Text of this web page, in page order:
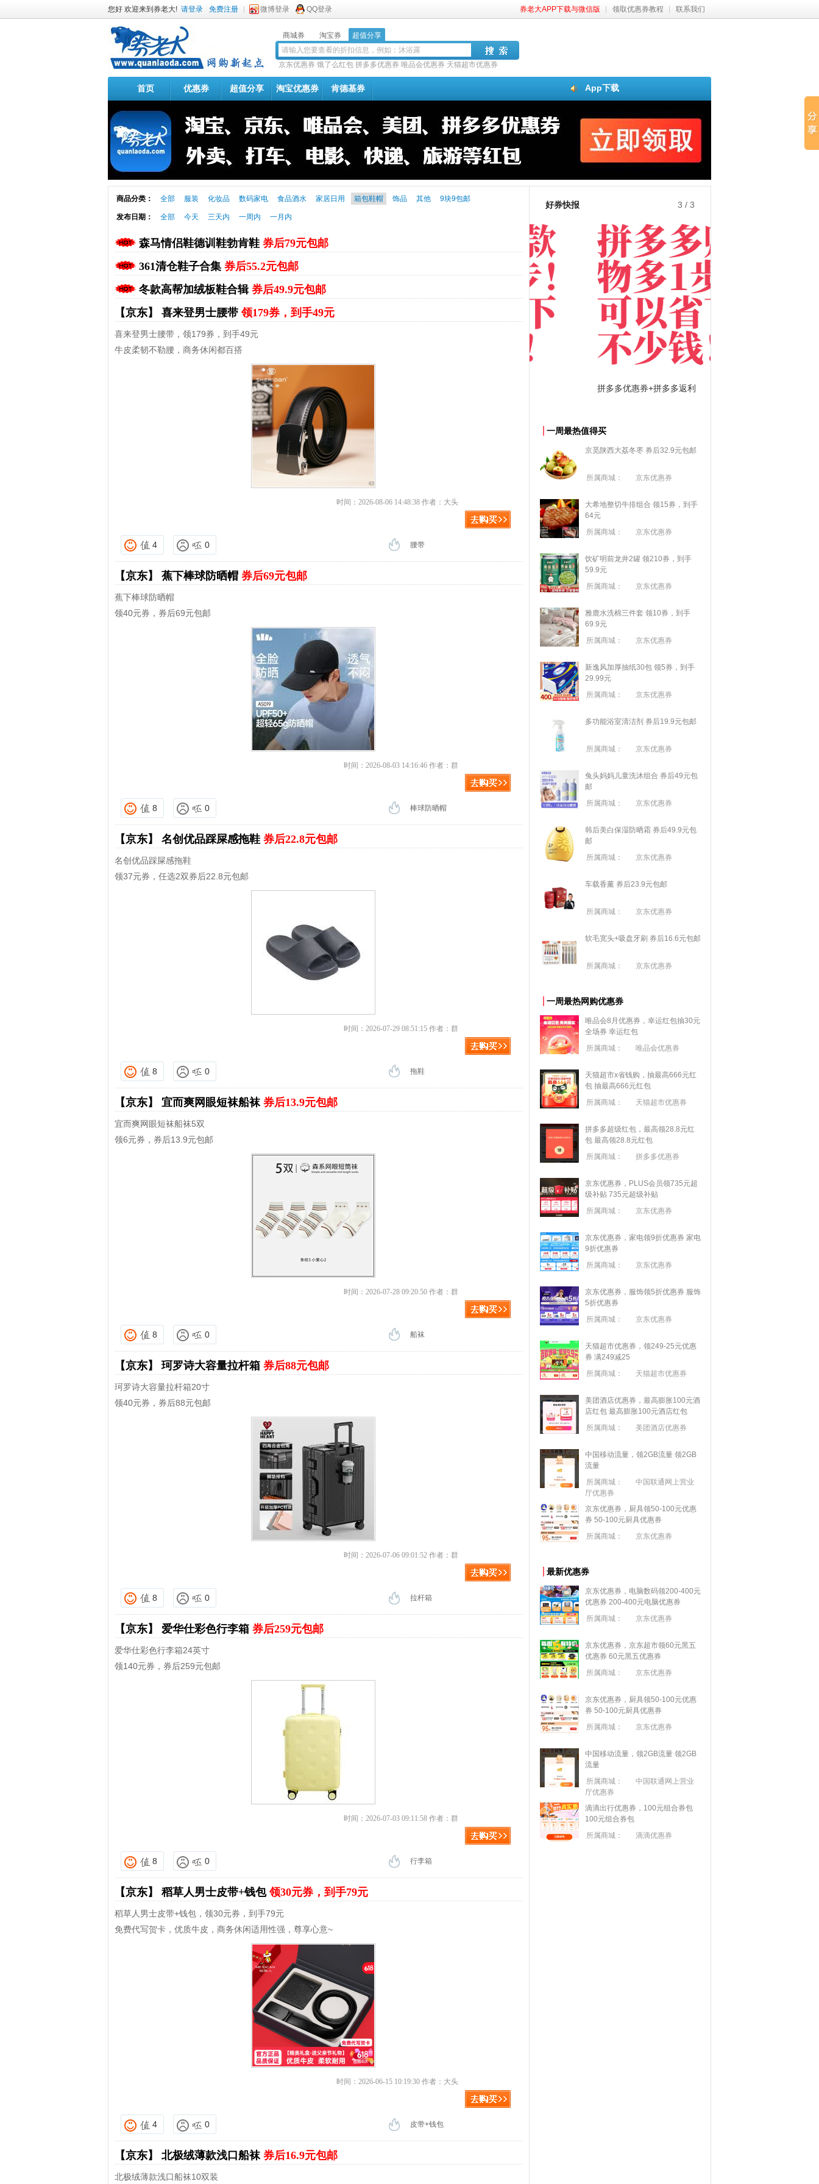
您好 欢迎来到券老大! 请登录 免费注册 微博登录 QQ登录 券老大APP下载与微信版 领取优惠券教程 联系我们
商城券 淘宝券 超值分享
京东优惠券 饿了么红包 拼多多优惠券 唯品会优惠券 天猫超市优惠券
App下载
首页 优惠券 超值分享 淘宝优惠券 肯德基券
商品分类： 全部 服装 化妆品 数码家电 食品酒水 家居日用 箱包鞋帽 饰品 其他 9块9包邮
发布日期： 全部 今天 三天内 一周内 一月内
森马情侣鞋德训鞋勃肯鞋 券后79元包邮
361清仓鞋子合集 券后55.2元包邮
冬款高帮加绒板鞋合辑 券后49.9元包邮
【京东】 喜来登男士腰带领179券，到手49元
喜来登男士腰带，领179券，到手49元
牛皮柔韧不勒腰，商务休闲都百搭
时间：2026-08-06 14:48:38 作者：大头
4 0 腰带
【京东】 蕉下棒球防晒帽 券后69元包邮
蕉下棒球防晒帽
领40元券，券后69元包邮
时间：2026-08-03 14:16:46 作者：群
8 0 棒球防晒帽
【京东】 名创优品踩屎感拖鞋 券后22.8元包邮
名创优品踩屎感拖鞋
领37元券，任选2双券后22.8元包邮
时间：2026-07-29 08:51:15 作者：群
8 0 拖鞋
【京东】 宜而爽网眼短袜船袜 券后13.9元包邮
宜而爽网眼短袜船袜5双
领6元券，券后13.9元包邮
时间：2026-07-28 09:20:50 作者：群
8 0 船袜
【京东】 珂罗诗大容量拉杆箱 券后88元包邮
珂罗诗大容量拉杆箱20寸
领40元券，券后88元包邮
时间：2026-07-06 09:01:52 作者：群
8 0 拉杆箱
【京东】 爱华仕彩色行李箱 券后259元包邮
爱华仕彩色行李箱24英寸
领140元券，券后259元包邮
时间：2026-07-03 09:11:58 作者：群
8 0 行李箱
【京东】 稻草人男士皮带+钱包领30元券，到手79元
稻草人男士皮带+钱包，领30元券，到手79元
免费代写贺卡，优质牛皮，商务休闲适用性强，尊享心意~
时间：2026-06-15 10:19:30 作者：大头
4 0 皮带+钱包
【京东】 北极绒薄款浅口船袜 券后16.9元包邮
北极绒薄款浅口船袜10双装
好券快报 3 / 3
淘宝优惠券+淘宝返利 拼多多优惠券+拼多多返利
一周最热值得买
京觅陕西大荔冬枣 券后32.9元包邮
所属商城： 京东优惠券
大希地整切牛排组合 领15券，到手
64元
所属商城：
京东优惠券
饮矿明前龙井2罐 领210券，到手
59.9元
所属商城：
京东优惠券
雅鹿水洗棉三件套 领10券，到手
69.9元
所属商城：
京东优惠券
新逸风加厚抽纸30包 领5券，到手
29.99元
所属商城：
京东优惠券
多功能浴室清洁剂 券后19.9元包邮
所属商城： 京东优惠券
兔头妈妈儿童洗沐组合 券后49元包
邮
所属商城：
京东优惠券
韩后美白保湿防晒霜 券后49.9元包
邮
所属商城：
京东优惠券
车载香薰 券后23.9元包邮
所属商城： 京东优惠券
软毛宽头+吸盘牙刷 券后16.6元包邮
所属商城： 京东优惠券
一周最热网购优惠券
唯品会8月优惠券，幸运红包抽30元
全场券 幸运红包
所属商城：
唯品会优惠券
天猫超市x省钱购，抽最高666元红
包 抽最高666元红包
所属商城：
天猫超市优惠券
拼多多超级红包，最高领28.8元红
包 最高领28.8元红包
所属商城：
拼多多优惠券
京东优惠券，PLUS会员领735元超
级补贴 735元超级补贴
所属商城：
京东优惠券
京东优惠券，家电领9折优惠券 家电
9折优惠券
所属商城：
京东优惠券
京东优惠券，服饰领5折优惠券 服饰
5折优惠券
所属商城：
京东优惠券
天猫超市优惠券，领249-25元优惠
券 满249减25
所属商城：
天猫超市优惠券
美团酒店优惠券，最高膨胀100元酒
店红包 最高膨胀100元酒店红包
所属商城：
美团酒店优惠券
中国移动流量，领2GB流量 领2GB
流量
所属商城：
中国联通网上营业
厅优惠券
京东优惠券，厨具领50-100元优惠
券 50-100元厨具优惠券
所属商城：
京东优惠券
最新优惠券
京东优惠券，电脑数码领200-400元
优惠券 200-400元电脑优惠券
所属商城：
京东优惠券
京东优惠券，京东超市领60元黑五
优惠券 60元黑五优惠券
所属商城：
京东优惠券
京东优惠券，厨具领50-100元优惠
券 50-100元厨具优惠券
所属商城：
京东优惠券
中国移动流量，领2GB流量 领2GB
流量
所属商城：
中国联通网上营业
厅优惠券
滴滴出行优惠券，100元组合券包
100元组合券包
所属商城：
滴滴优惠券